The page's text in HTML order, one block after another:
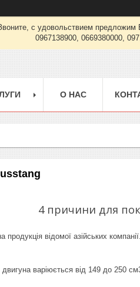
Звоните, с удовольствием
0967138900, 0669380000,
О НАС
4 причини для
продукція відомої азійських компанії.
варіюється від 149 до 250